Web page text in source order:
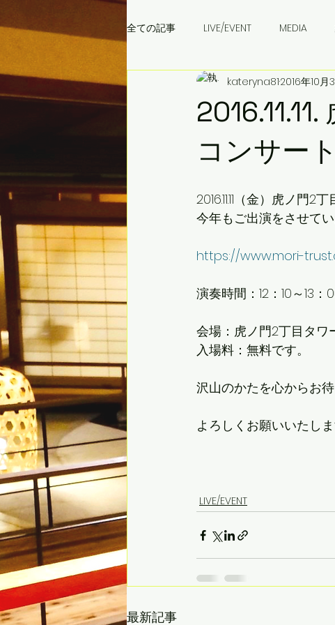
全ての記事 LIVE/EVENT MEDIA
成田音楽学校 ウクライナ料理・ウ
コンサート
kateryna812016年10月
2016.11.11（金）虎ノ門2
今年もご出演をさせてい
https://www.mori-
演奏時間：12：10～13：
会場：虎ノ門2丁目タワ
入場料：無料です。
沢山のかたを心からお待
よろしくお願いいたしま
LIVE/EVENT
最新記事